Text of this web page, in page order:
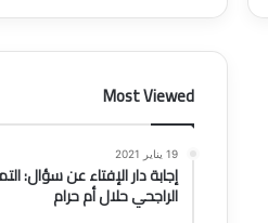
Most Viewed
19 يناير 2021
إجابة دار الإفتاء عن سؤال:
الراجحي حلال أم حرام